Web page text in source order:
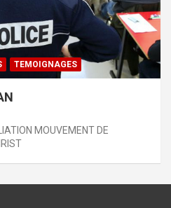
TEMOIGNAGES
MOUVEMENT DE